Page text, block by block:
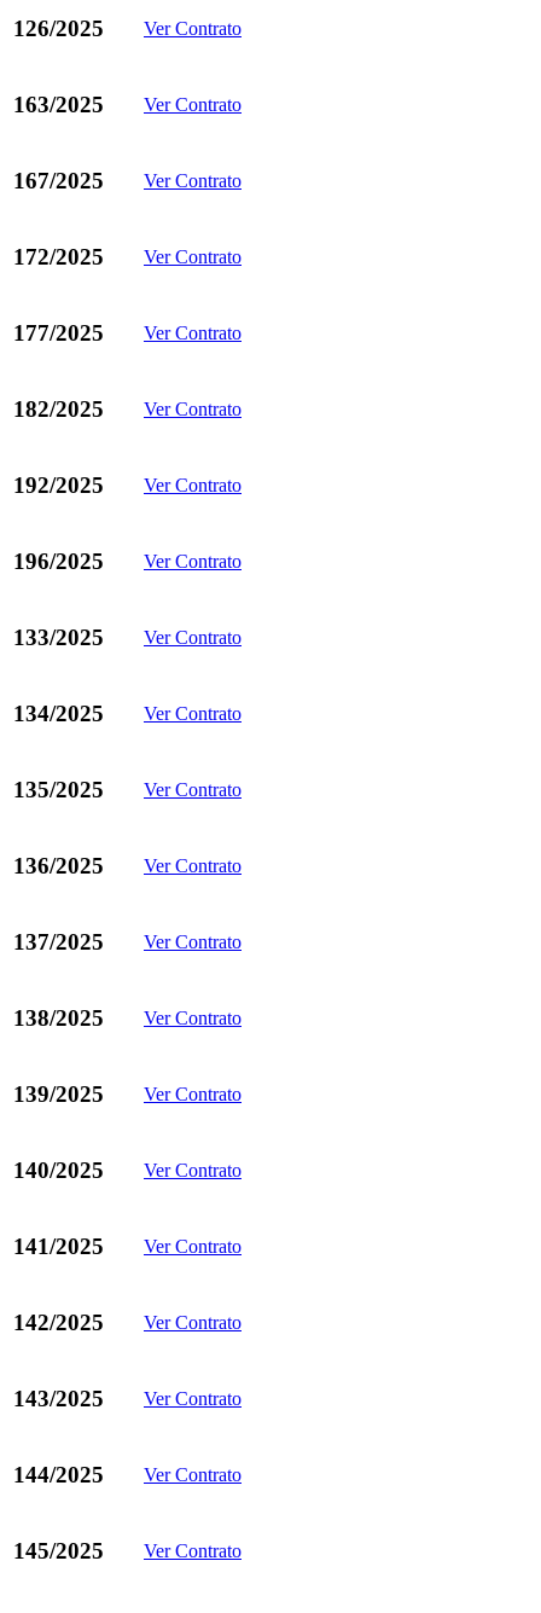
126/2025 Ver Contrato
163/2025 Ver Contrato
167/2025 Ver Contrato
172/2025 Ver Contrato
177/2025 Ver Contrato
182/2025 Ver Contrato
192/2025 Ver Contrato
196/2025 Ver Contrato
133/2025 Ver Contrato
134/2025 Ver Contrato
135/2025 Ver Contrato
136/2025 Ver Contrato
137/2025 Ver Contrato
138/2025 Ver Contrato
139/2025 Ver Contrato
140/2025 Ver Contrato
141/2025 Ver Contrato
142/2025 Ver Contrato
143/2025 Ver Contrato
144/2025 Ver Contrato
145/2025 Ver Contrato